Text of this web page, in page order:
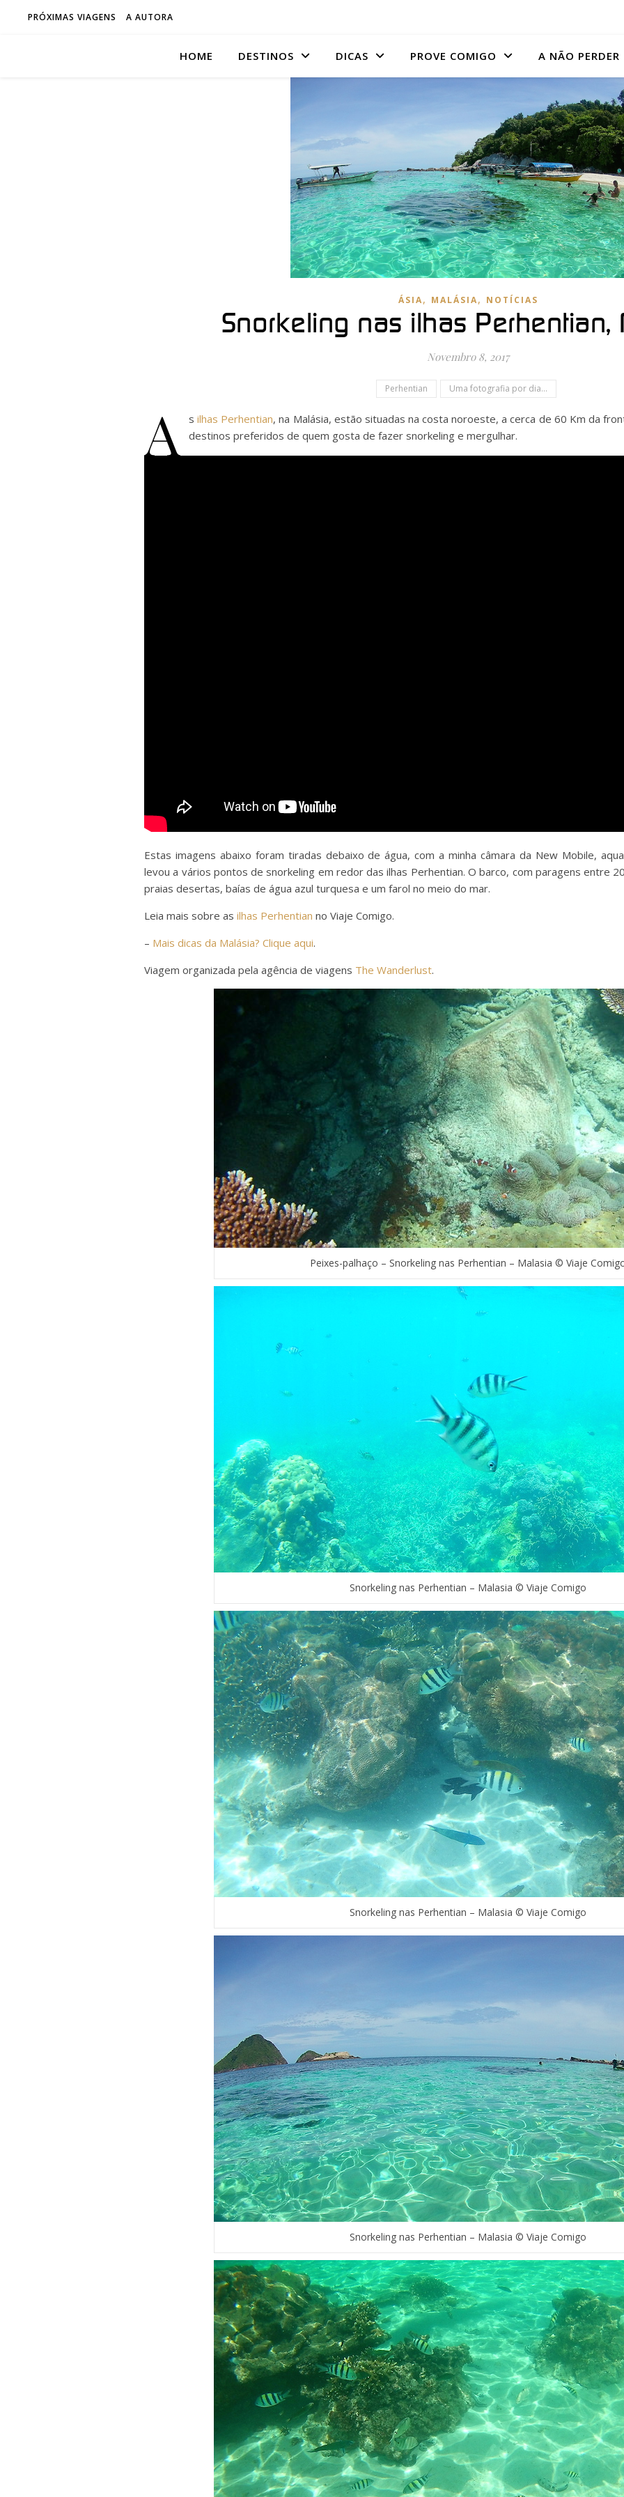
PRÓXIMAS VIAGENS A AUTORA
HOME DESTINOS DICAS PROVE COMIGO A NÃO PERDER
ÁSIA, MALÁSIA, NOTÍCIAS
Snorkeling nas ilhas Perhentian,
Novembro 8, 2017
Perhentian Uma fotografia por dia...
A silhas Perhentian, na Malásia, estão situadas na costa noroeste, a cerca de 60 Km da
destinos preferidos de quem gosta de fazer snorkeling e mergulhar.
Estas imagens abaixo foram tiradas debaixo de água, com a minha câmara da New Mobile,
levou a vários pontos de snorkeling em redor das ilhas Perhentian. O barco, com paragens entre
praias desertas, baías de água azul turquesa e um farol no meio do mar.
Leia mais sobre as ilhas Perhentian no Viaje Comigo.
– Mais dicas da Malásia? Clique aqui.
Viagem organizada pela agência de viagens The Wanderlust.
Peixes-palhaço – Snorkeling nas Perhentian – Malasia © Viaje
Snorkeling nas Perhentian – Malasia © Viaje Comigo
Snorkeling nas Perhentian – Malasia © Viaje Comigo
Snorkeling nas Perhentian – Malasia © Viaje Comigo